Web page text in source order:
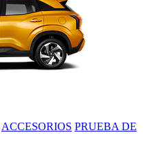
ACCESORIOS PRUEBA DE